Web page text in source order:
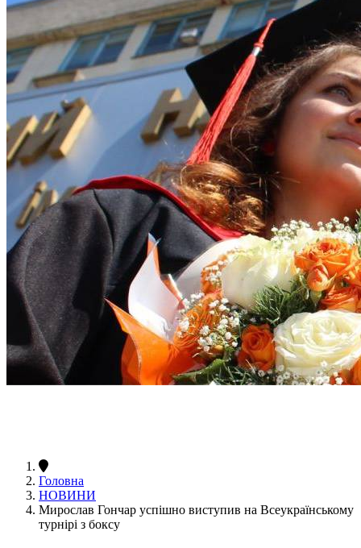
Головна
НОВИНИ
Мирослав Гончар успішно виступив на Всеукраїнському
турнірі з боксу